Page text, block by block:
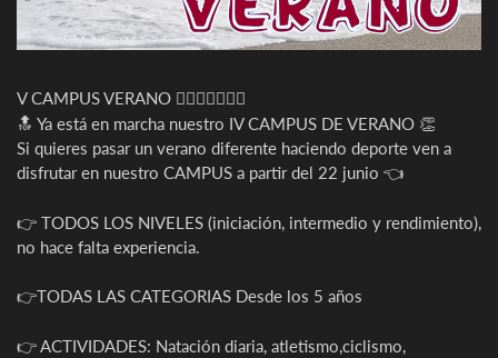
V CAMPUS VERANO 🏊‍♀️🚴‍♀️🏃‍♀️🎉
🔝 Ya está en marcha nuestro IV CAMPUS DE VERANO 👏
Si quieres pasar un verano diferente haciendo deporte ven a
disfrutar en nuestro CAMPUS a partir del 22 junio 👈
👉 TODOS LOS NIVELES (iniciación, intermedio y rendimiento),
no hace falta experiencia.
👉TODAS LAS CATEGORIAS Desde los 5 años
👉 ACTIVIDADES: Natación diaria, atletismo,ciclismo,